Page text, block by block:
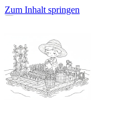
Zum Inhalt springen